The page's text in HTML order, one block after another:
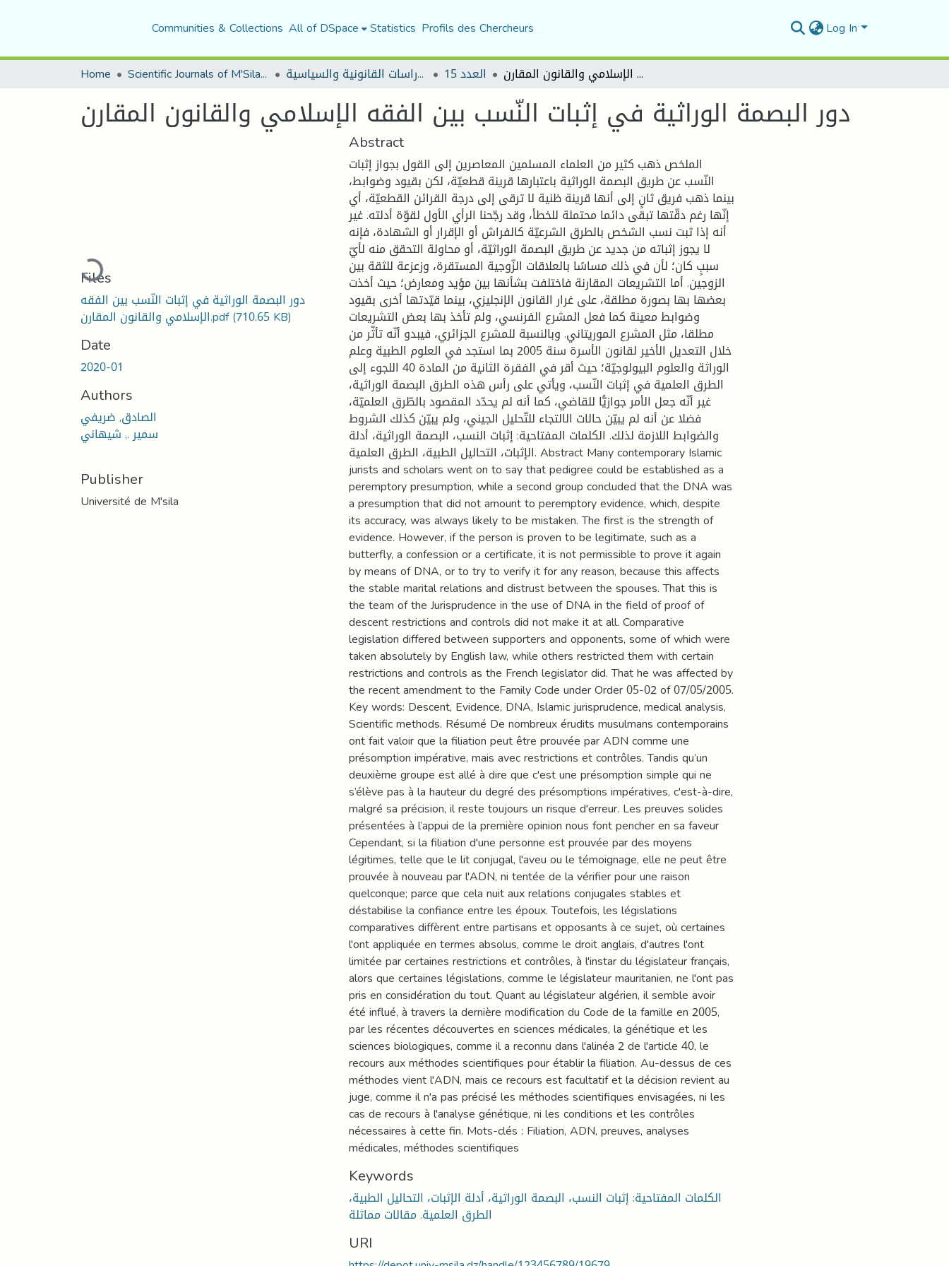
Communities & Collections All of DSpace Statistics Profils des Chercheurs Log In
Home Scientific Journals of M'Sila University مجلة الأستاذ الباحث للدراسات القانونية والسياسية العدد 15 دور البصمة الوراثية في إثبات النّسب بين الفقه الإسلامي والقانون المقارن
دور البصمة الوراثية في إثبات النّسب بين الفقه الإسلامي والقانون المقارن
Loading...
Files
دور البصمة الوراثية في إثبات النّسب بين الفقه
الإسلامي والقانون المقارن.pdf(710.65 KB)
Date
2020-01
Authors
الصادق, ضريفي
سمير ., شيهاني
Publisher
Université de M'sila
Abstract
الملخص ذهب كثير من العلماء المسلمين المعاصرين إلى القول بجواز إثبات
النّسب عن طريق البصمة الوراثية باعتبارها قرينة قطعيّة، لكن بقيود وضوابط،
بينما ذهب فريق ثانٍ إلى أنها قرينة ظنية لا ترقى إلى درجة القرائن القطعيّة، أي
إنّها رغم دقّتها تبقى دائما محتملة للخطأ، وقد رجّحنا الرأي الأول لقوّة أدلته. غير
أنه إذا ثبت نسب الشخص بالطرق الشرعيّة كالفراش أو الإقرار أو الشهادة، فإنه
لا يجوز إثباته من جديد عن طريق البصمة الوراثيّة، أو محاولة التحقق منه لأيّ
سببٍ كان؛ لأن في ذلك مساسًا بالعلاقات الزّوجية المستقرة، وزعزعة للثقة بين
الزوجين. أما التشريعات المقارنة فاختلفت بشأنها بين مؤيد ومعارض؛ حيث أخذت
بعضها بها بصورة مطلقة، على غرار القانون الإنجليزي، بينما قيّدتها أخرى بقيود
وضوابط معينة كما فعل المشرع الفرنسي، ولم تأخذ بها بعض التشريعات
مطلقا، مثل المشرع الموريتاني. وبالنسبة للمشرع الجزائري، فيبدو أنّه تأثّر من
خلال التعديل الأخير لقانون الأسرة سنة 2005 بما استجد في العلوم الطبية وعلم
الوراثة والعلوم البيولوجيّة؛ حيث أقر في الفقرة الثانية من المادة 40 اللجوء إلى
الطرق العلمية في إثبات النّسب، ويأتي على رأس هذه الطرق البصمة الوراثية،
غير أنّه جعل الأمر جوازيًّا للقاضي، كما أنه لم يحدّد المقصود بالطّرق العلميّة،
فضلا عن أنه لم يبيّن حالات الالتجاء للتّحليل الجيني، ولم يبيّن كذلك الشروط
والضوابط اللازمة لذلك. الكلمات المفتاحية: إثبات النسب، البصمة الوراثية، أدلة
الإثبات، التحاليل الطبية، الطرق العلمية. Abstract Many contemporary Islamic
jurists and scholars went on to say that pedigree could be established as a
peremptory presumption, while a second group concluded that the DNA was
a presumption that did not amount to peremptory evidence, which, despite
its accuracy, was always likely to be mistaken. The first is the strength of
evidence. However, if the person is proven to be legitimate, such as a
butterfly, a confession or a certificate, it is not permissible to prove it again
by means of DNA, or to try to verify it for any reason, because this affects
the stable marital relations and distrust between the spouses. That this is
the team of the Jurisprudence in the use of DNA in the field of proof of
descent restrictions and controls did not make it at all. Comparative
legislation differed between supporters and opponents, some of which were
taken absolutely by English law, while others restricted them with certain
restrictions and controls as the French legislator did. That he was affected by
the recent amendment to the Family Code under Order 05-02 of 07/05/2005.
Key words: Descent, Evidence, DNA, Islamic jurisprudence, medical analysis,
Scientific methods. Résumé De nombreux érudits musulmans contemporains
ont fait valoir que la filiation peut être prouvée par ADN comme une
présomption impérative, mais avec restrictions et contrôles. Tandis qu’un
deuxième groupe est allé à dire que c'est une présomption simple qui ne
s’élève pas à la hauteur du degré des présomptions impératives, c'est-à-dire,
malgré sa précision, il reste toujours un risque d'erreur. Les preuves solides
présentées à l’appui de la première opinion nous font pencher en sa faveur
Cependant, si la filiation d'une personne est prouvée par des moyens
légitimes, telle que le lit conjugal, l'aveu ou le témoignage, elle ne peut être
prouvée à nouveau par l'ADN, ni tentée de la vérifier pour une raison
quelconque; parce que cela nuit aux relations conjugales stables et
déstabilise la confiance entre les époux. Toutefois, les législations
comparatives diffèrent entre partisans et opposants à ce sujet, où certaines
l'ont appliquée en termes absolus, comme le droit anglais, d'autres l'ont
limitée par certaines restrictions et contrôles, à l'instar du législateur français,
alors que certaines législations, comme le législateur mauritanien, ne l'ont pas
pris en considération du tout. Quant au législateur algérien, il semble avoir
été influé, à travers la dernière modification du Code de la famille en 2005,
par les récentes découvertes en sciences médicales, la génétique et les
sciences biologiques, comme il a reconnu dans l'alinéa 2 de l'article 40, le
recours aux méthodes scientifiques pour établir la filiation. Au-dessus de ces
méthodes vient l'ADN, mais ce recours est facultatif et la décision revient au
juge, comme il n'a pas précisé les méthodes scientifiques envisagées, ni les
cas de recours à l'analyse génétique, ni les conditions et les contrôles
nécessaires à cette fin. Mots-clés : Filiation, ADN, preuves, analyses
médicales, méthodes scientifiques
Keywords
الكلمات المفتاحية: إثبات النسب، البصمة الوراثية، أدلة الإثبات، التحاليل الطبية،
الطرق العلمية. مقالات مماثلة
URI